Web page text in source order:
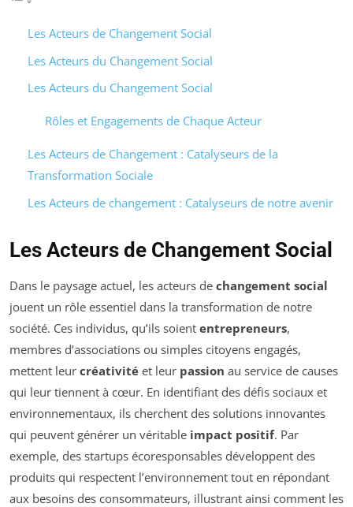
Les Acteurs de Changement Social
Les Acteurs du Changement Social
Les Acteurs du Changement Social
Rôles et Engagements de Chaque Acteur
Les Acteurs de Changement : Catalyseurs de la
Transformation Sociale
Les Acteurs de changement : Catalyseurs de notre avenir
Les Acteurs de Changement Social
Dans le paysage actuel, les acteurs de changement social
jouent un rôle essentiel dans la transformation de notre
société. Ces individus, qu’ils soient entrepreneurs,
membres d’associations ou simples citoyens engagés,
mettent leur créativité et leur passion au service de causes
qui leur tiennent à cœur. En identifiant des défis sociaux et
environnementaux, ils cherchent des solutions innovantes
qui peuvent générer un véritable impact positif. Par
exemple, des startups écoresponsables développent des
produits qui respectent l’environnement tout en répondant
aux besoins des consommateurs, illustrant ainsi comment les